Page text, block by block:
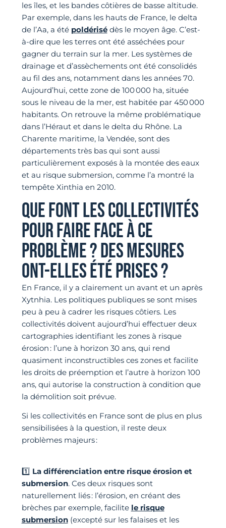
les îles, et les bandes côtières de basse altitude.
Par exemple, dans les hauts de France, le delta
de l’Aa, a été poldérisédès le moyen âge. C’est-
à-dire que les terres ont été asséchées pour
gagner du terrain sur la mer. Les systèmes de
drainage et d’assèchements ont été consolidés
au fil des ans, notamment dans les années 70.
Aujourd’hui, cette zone de 100 000 ha, située
sous le niveau de la mer, est habitée par 450 000
habitants. On retrouve la même problématique
dans l’Héraut et dans le delta du Rhône. La
Charente maritime, la Vendée, sont des
départements très bas qui sont aussi
particulièrement exposés à la montée des eaux
et au risque submersion, comme l’a montré la
tempête Xinthia en 2010.
QUE FONT LES COLLECTIVITÉS
POUR FAIRE FACE À CE
PROBLÈME ? DES MESURES
ONT-ELLES ÉTÉ PRISES ?
En France, il y a clairement un avant et un après
Xytnhia. Les politiques publiques se sont mises
peu à peu à cadrer les risques côtiers. Les
collectivités doivent aujourd’hui effectuer deux
cartographies identifiant les zones à risque
érosion : l’une à horizon 30 ans, qui rend
quasiment inconstructibles ces zones et facilite
les droits de préemption et l’autre à horizon 100
ans, qui autorise la construction à condition que
la démolition soit prévue.
Si les collectivités en France sont de plus en plus
sensibilisées à la question, il reste deux
problèmes majeurs :
1️⃣ La différenciation entre risque érosion et
submersion. Ces deux risques sont
naturellement liés : l’érosion, en créant des
brèches par exemple, facilite le risque
submersion(excepté sur les falaises et les